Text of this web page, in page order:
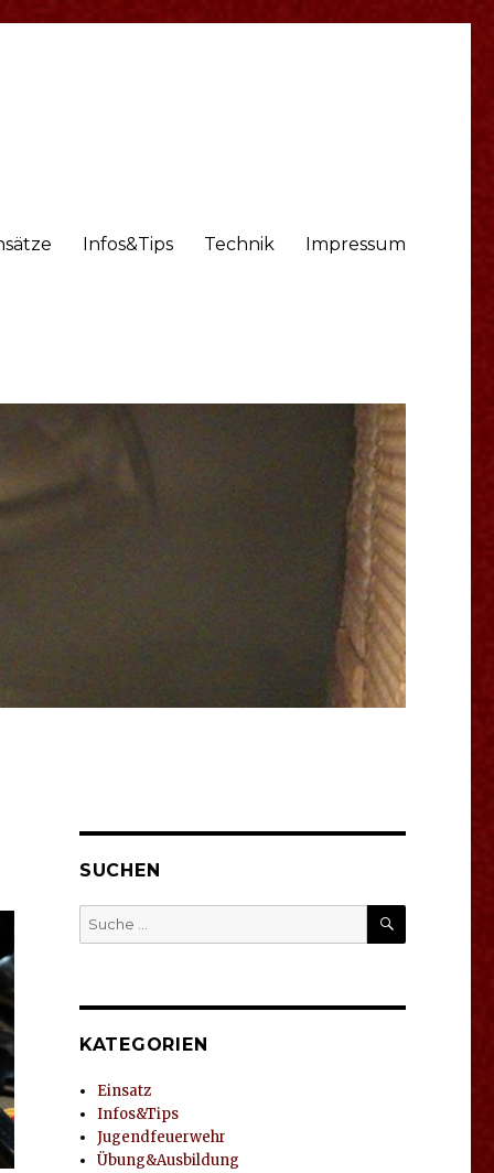
Infos&Tips Technik Impressum
SUCHEN
Suche
nach:
SUCHEN
KATEGORIEN
Einsatz
Infos&Tips
Jugendfeuerwehr
Übung&Ausbildung